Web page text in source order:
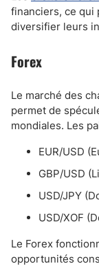
financiers, ce qui
diversifier leurs
Forex
Le marché des
permet de
mondiales. Les
EUR/USD
GBP/USD
USD/JPY
USD/XOF
Le Forex
opportunités